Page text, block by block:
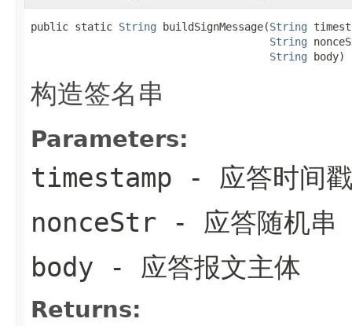
public static String buildSignMessage(String
String
String body)
构造签名串
Parameters:
timestamp - 应答时间戳
nonceStr - 应答随机串
body - 应答报文主体
Returns: